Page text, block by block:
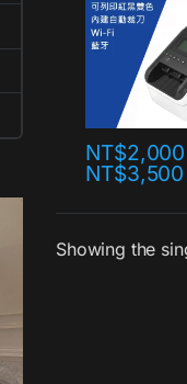
NT$2,000
NT$3,500
Showing the